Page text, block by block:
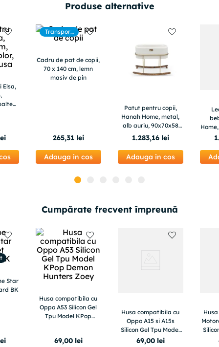
Produse alternative
Elsa,
Transport
gratuit
Cadru de pat de copii,
70 x 140 cm, lemn
masiv de pin
265,31 lei
Adauga in cos
Patut pentru copii,
Hanah Home, metal,
alb auriu, 90x70x58
cm
1.283,16 lei
Adauga in cos
1
Cumpărate frecvent împreună
Star
BK
Husa compatibila cu
Oppo A53 Silicon Gel
Tpu Model KPop
69,00 lei
Husa compatibila cu
Oppo A15 si A15s
Silicon Gel Tpu Model
Trooper Money
69,00 lei